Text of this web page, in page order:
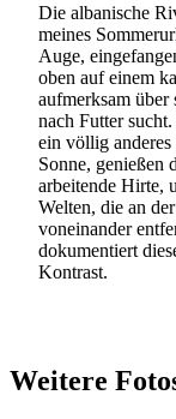
Die albanische
meines
Auge,
oben auf einem
aufmerksam über
nach Futter
ein völlig
Sonne, genießen
arbeitende Hirte,
Welten, die an
voneinander
dokumentiert
Kontrast.
Weitere